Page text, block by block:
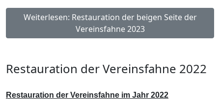
Weiterlesen: Restauration der beigen Seite der
Vereinsfahne 2023
Restauration der Vereinsfahne 2022
Restauration der Vereinsfahne im Jahr 2022